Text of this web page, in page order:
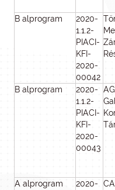
B alprogram
2020-
1.1.2-
PIACI-
KFI-
2020-
00042
B alprogram
2020-
1.1.2-
PIACI-
KFI-
2020-
00043
A alprogram
2020-